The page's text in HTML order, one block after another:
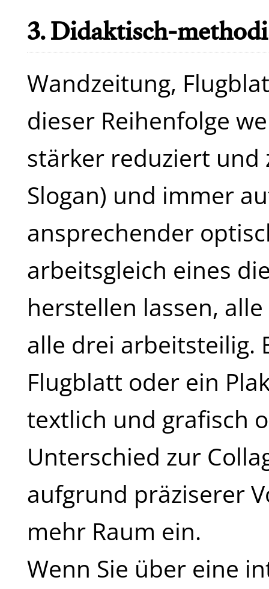
3. Didaktisch-
Wandzeitung,
dieser Reihenfolge
stärker reduziert und
Slogan) und immer
ansprechender
arbeitsgleich eines
herstellen lassen,
alle drei arbeitsteilig.
Flugblatt oder ein
textlich und grafisch
Unterschied zur
aufgrund präziserer
mehr Raum ein.
Wenn Sie über eine